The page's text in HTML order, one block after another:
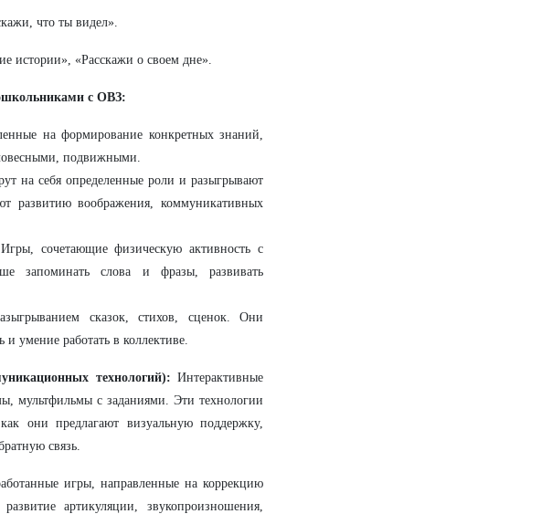
что ты видел».
истории», «Расскажи о своем дне».
с ОВЗ:
на формирование конкретных знаний,
подвижными.
на себя определенные роли и разыгрывают
развитию воображения, коммуникативных
Игры, сочетающие физическую активность с
запоминать слова и фразы, развивать
сказок, стихов, сценок. Они
умение работать в коллективе.
технологий): Интерактивные
мультфильмы с заданиями. Эти технологии
они предлагают визуальную поддержку,
связь.
игры, направленные на коррекцию
артикуляции, звукопроизношения,